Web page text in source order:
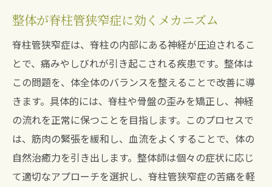
整体が脊柱管狭窄症に効くメカニズム
脊柱管狭窄症は、脊柱の内部にある神経が圧迫されるこ
とで、痛みやしびれが引き起こされる疾患です。整体は
この問題を、体全体のバランスを整えることで改善に導
きます。具体的には、脊柱や骨盤の歪みを矯正し、神経
の流れを正常に保つことを目指します。このプロセスで
は、筋肉の緊張を緩和し、血流をよくすることで、体の
自然治癒力を引き出します。整体師は個々の症状に応じ
て適切なアプローチを選択し、脊柱管狭窄症の苦痛を軽